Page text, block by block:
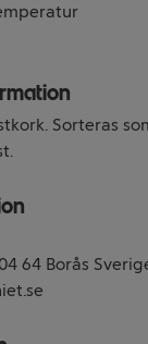
Sorteras
64 Borås